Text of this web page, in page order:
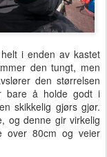
i enden av kastet
den tungt, men
den størrelsen
bare å holde godt i
skikkelig gjørs gjør.
og denne gir virkelig
over 80cm og veier